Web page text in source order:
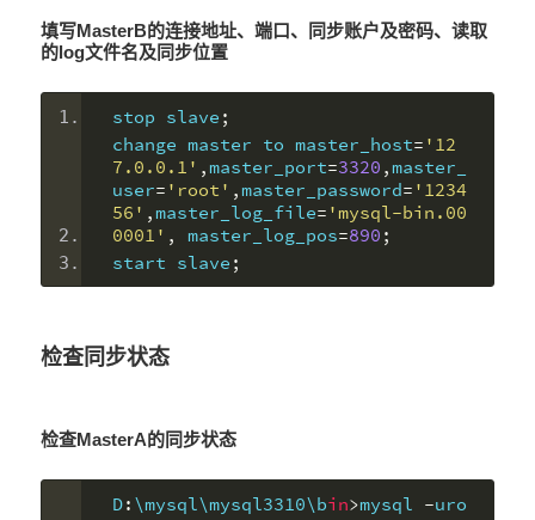
填写MasterB的连接地址、端口、同步账户及密码、读取
的log文件名及同步位置
stop slave ;
change master to master_host= '12
7.0.0.1' ,master_port=3320 ,master_
user= 'root' ,master_password= '1234
56' ,master_log_file= 'mysql-bin.00
0001' , master_log_pos=890 ;
start slave ;
检查同步状态
检查MasterA的同步状态
D: \mysql\mysql3310\bin>mysql -uro